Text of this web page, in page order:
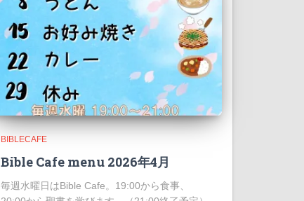
BIBLECAFE
Bible Cafe menu 2026年4月
毎週水曜日はBible Cafe。19:00から食事、